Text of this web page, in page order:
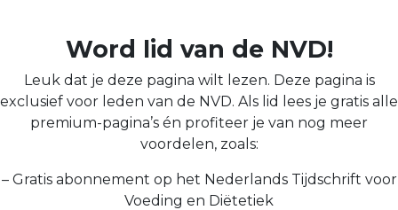
Word lid van de NVD!
Leuk dat je deze pagina wilt lezen. Deze pagina is
exclusief voor leden van de NVD. Als lid lees je gratis alle
premium-pagina’s én profiteer je van nog meer
voordelen, zoals:
– Gratis abonnement op het Nederlands Tijdschrift voor
Voeding en Diëtetiek